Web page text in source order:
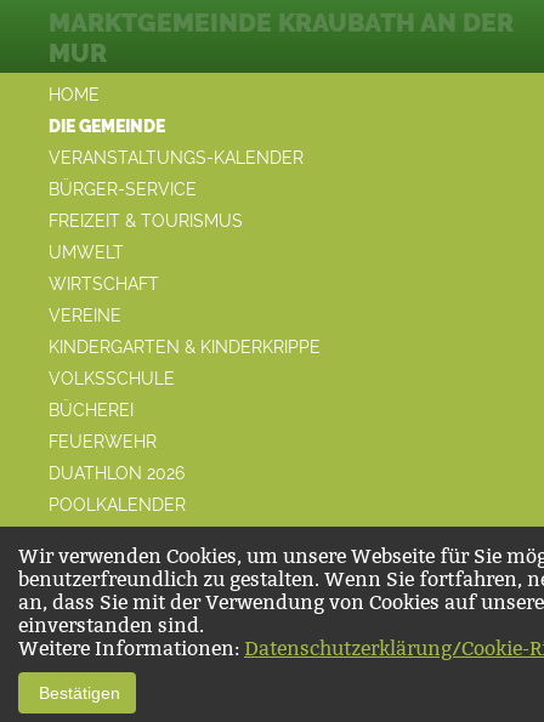
HOME
DIE GEMEINDE
VERANSTALTUNGS-KALENDER
BÜRGER-SERVICE
FREIZEIT & TOURISMUS
UMWELT
WIRTSCHAFT
VEREINE
KINDERGARTEN & KINDERKRIPPE
VOLKSSCHULE
BÜCHEREI
FEUERWEHR
DUATHLON 2026
POOLKALENDER
MARKTGEMEINDE KRAUBATH AN DER
MUR
Wir verwenden Cookies, um unsere Webseite für Sie
benutzerfreundlich zu gestalten. Wenn Sie fortfahren,
an, dass Sie mit der Verwendung von Cookies auf
einverstanden sind.
Weitere Informationen: Datenschutzerklärung/Cookie-
Bestätigen